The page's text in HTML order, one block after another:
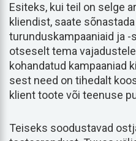
Esiteks, kui teil on selge
kliendist, saate
turunduskampaaniaid ja -
otseselt tema
kohandatud kampaaniad
sest need on tihedalt
klient toote või teenuse
Teiseks soodustavad